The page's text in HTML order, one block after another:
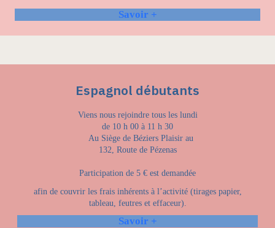
Savoir +
Espagnol débutants
Viens nous rejoindre tous les lundi
de 10 h 00 à 11 h 30
Au Siège de Béziers Plaisir au
132, Route de Pézenas
Participation de 5 € est demandée
afin de couvrir les frais inhérents à l’activité (tirages papier,
tableau, feutres et effaceur).
Savoir +